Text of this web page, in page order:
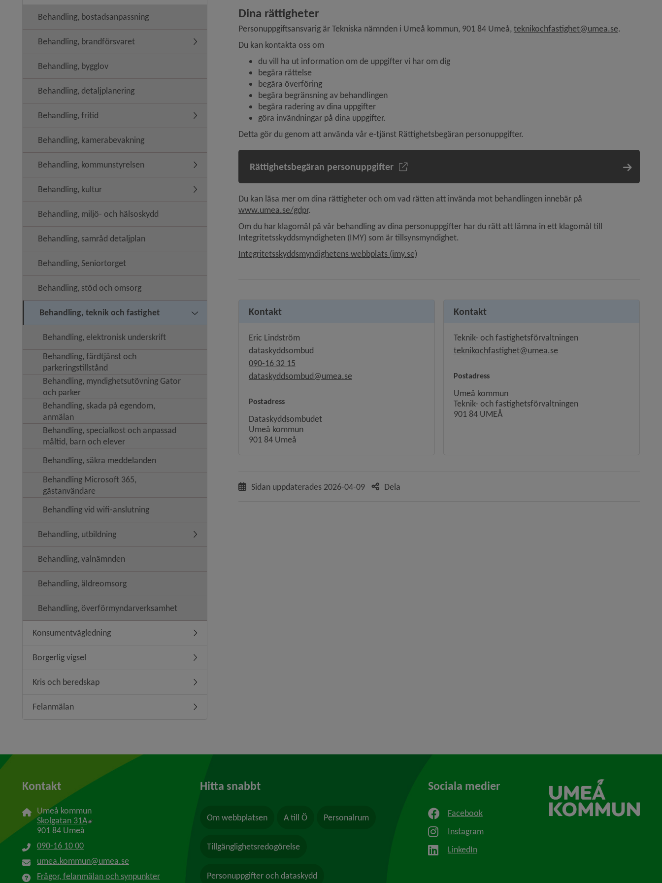
Behandling, bostadsanpassning
Behandling, brandförsvaret Undermeny för Behandling, brandförsvaret
Behandling, bygglov
Behandling, detaljplanering
Behandling, fritid Undermeny för Behandling, fritid
Behandling, kamerabevakning
Behandling, kommunstyrelsen Undermeny för Behandling, kommunstyrelsen
Behandling, kultur Undermeny för Behandling, kultur
Behandling, miljö- och hälsoskydd
Behandling, samråd detaljplan
Behandling, Seniortorget
Behandling, stöd och omsorg
Behandling, teknik och fastighet Undermeny för Behandling, teknik och fastighet
Behandling, elektronisk underskrift
Behandling, färdtjänst och
parkeringstillstånd
Behandling, myndighetsutövning Gator
och parker
Behandling, skada på egendom,
anmälan
Behandling, specialkost och anpassad
måltid, barn och elever
Behandling, säkra meddelanden
Behandling Microsoft 365,
gästanvändare
Behandling vid wifi-anslutning
Behandling, utbildning Undermeny för Behandling, utbildning
Behandling, valnämnden
Behandling, äldreomsorg
Behandling, överförmyndarverksamhet
Konsumentvägledning Undermeny för Konsumentvägledning
Borgerlig vigsel Undermeny för Borgerlig vigsel
Kris och beredskap Undermeny för Kris och beredskap
Felanmälan Undermeny för Felanmälan
Dina rättigheter
Personuppgiftsansvarig är Tekniska nämnden i Umeå kommun, 901 84 Umeå, teknikochfastighet@umea.se.
Du kan kontakta oss om
du vill ha ut information om de uppgifter vi har om dig
begära rättelse
begära överföring
begära begränsning av behandlingen
begära radering av dina uppgifter
göra invändningar på dina uppgifter.
Detta gör du genom att använda vår e-tjänst Rättighetsbegäran personuppgifter.
Rättighetsbegäran personuppgifter
www.umea.se/gdpr.
Om du har klagomål på vår behandling av dina person­uppgifter har du rätt att lämna in ett klagomål till
Integritetsskyddsmyndigheten (IMY) som är tillsynsmyndighet.
Integritetsskyddsmyndighetens webbplats (imy.se)Länk till annan webbplats.
Kontakt
Eric Lindström
dataskyddsombud
090-16 32 15
dataskyddsombud@umea.se
Postadress
Dataskyddsombudet
Umeå kommun
901 84 Umeå
Kontakt
Teknik- och fastighetsförvaltningen
teknikochfastighet@umea.se
Postadress
Umeå kommun
Teknik- och fastighetsförvaltningen
901 84 UMEÅ
Sidan uppdaterades 2026-04-09 Dela
Kontakt
Umeå kommun
Skolgatan 31A Länk till annan webbplats, öppnas i nytt fönster.
901 84 Umeå
090-16 10 00
umea.kommun@umea.se
Frågor, felanmälan och synpunkter
Hitta snabbt
Om webbplatsen A till Ö Personalrum
Tillgänglighetsredogörelse
Personuppgifter och dataskydd
Sociala medier
Facebook
Instagram
LinkedIn